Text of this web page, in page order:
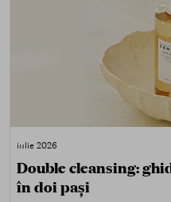
iulie 2026
Double cleansing:
în doi pași